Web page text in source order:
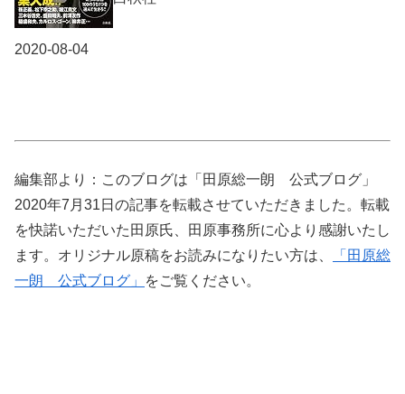
2020-08-04
編集部より：このブログは「田原総一朗 公式ブログ」
2020年7月31日の記事を転載させていただきました。転載
を快諾いただいた田原氏、田原事務所に心より感謝いたし
ます。オリジナル原稿をお読みになりたい方は、
「田原総
一朗 公式ブログ」
をご覧ください。